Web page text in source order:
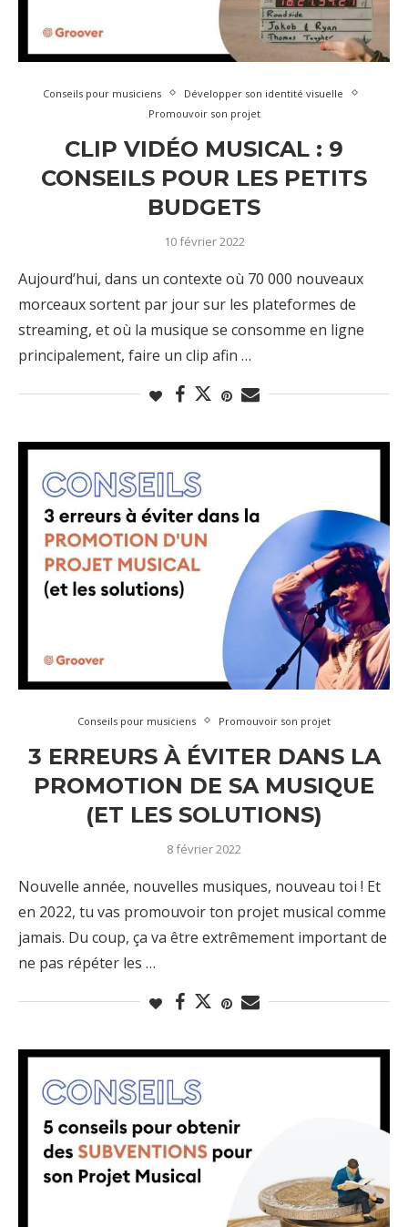
Conseils pour musiciens
Développer son identité visuelle
Promouvoir son projet
CLIP VIDÉO MUSICAL : 9
CONSEILS POUR LES PETITS
BUDGETS
10 février 2022
Aujourd’hui, dans un contexte où 70 000 nouveaux
morceaux sortent par jour sur les plateformes de
streaming, et où la musique se consomme en ligne
principalement, faire un clip afin …
Conseils pour musiciens Promouvoir son projet
3 ERREURS À ÉVITER DANS LA
PROMOTION DE SA MUSIQUE
(ET LES SOLUTIONS)
8 février 2022
Nouvelle année, nouvelles musiques, nouveau toi ! Et
en 2022, tu vas promouvoir ton projet musical comme
jamais. Du coup, ça va être extrêmement important de
ne pas répéter les …